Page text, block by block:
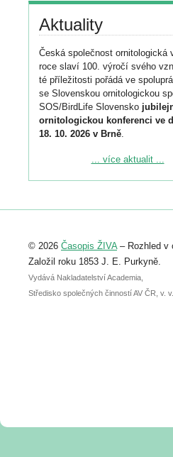
Aktuality
Česká společnost ornitologická
roce slaví 100. výročí svého
té příležitosti pořádá ve
se Slovenskou ornitologickou
SOS/BirdLife Slovensko
ornitologickou konferenci ve
18. 10. 2026 v Brně.
Podrobnější informace ke
Registrovat se můžete do 6.
abstraktu přihlášené přednášky
posteru je už 30. června.
... více aktualit ...
© 2026 Časopis ŽIVA– Rozhled v
Založil roku 1853 J. E. Purkyně.
Vydává Nakladatelství Academia,
Středisko společných činností AV ČR, v.